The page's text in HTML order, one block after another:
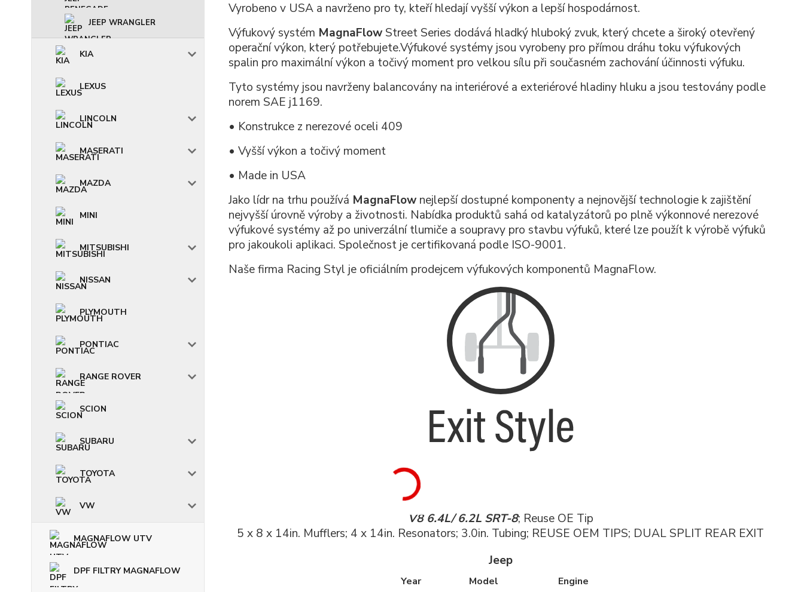
JEEP WRANGLER
KIA
LEXUS
LINCOLN
MASERATI
MAZDA
MINI
MITSUBISHI
NISSAN
PLYMOUTH
PONTIAC
RANGE ROVER
SCION
SUBARU
TOYOTA
VW
MAGNAFLOW UTV
DPF FILTRY MAGNAFLOW
Vyrobeno v USA a navrženo pro ty, kteří hledají vyšší výkon a lepší hospodárnost.
Výfukový systém MagnaFlowStreet Series dodává hladký hluboký zvuk, který chcete a široký otevřený
operační výkon, který potřebujete.Výfukové systémy jsou vyrobeny pro přímou dráhu toku výfukových
spalin pro maximální výkon a točivý moment pro velkou sílu při současném zachování účinnosti výfuku.
Tyto systémy jsou navrženy balancovány na interiérové a exteriérové hladiny hluku a jsou testovány podle
norem SAE j1169.
• Konstrukce z nerezové oceli 409
• Vyšší výkon a točivý moment
• Made in USA
Jako lídr na trhu používá MagnaFlownejlepší dostupné komponenty a nejnovější technologie k zajištění
nejvyšší úrovně výroby a životnosti. Nabídka produktů sahá od katalyzátorů po plně výkonnové nerezové
výfukové systémy až po univerzální tlumiče a soupravy pro stavbu výfuků, které lze použít k výrobě výfuků
pro jakoukoli aplikaci. Společnost je certifikovaná podle ISO-9001.
Naše firma Racing Styl je oficiálním prodejcem výfukových komponentů MagnaFlow.
V8 6.4L/ 6.2L SRT-8; Reuse OE Tip
5 x 8 x 14in. Mufflers; 4 x 14in. Resonators; 3.0in. Tubing; REUSE OEM TIPS; DUAL SPLIT REAR EXIT
Jeep
Year Model Engine